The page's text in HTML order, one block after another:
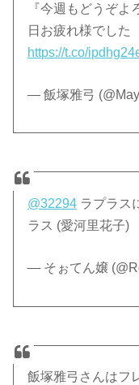
『今週もどうぞよ
日お疲れ様でした
https://t.co/
— 飯塚雅弓
@32294 ラプラス
ラス (愛河里花子)
— そぉてん嬢
飯塚雅弓さんはフ